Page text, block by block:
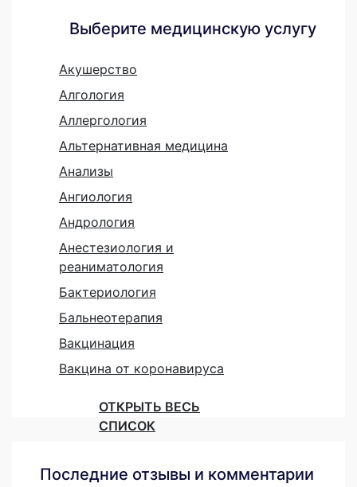
Выберите медицинскую услугу
Акушерство
Алгология
Аллергология
Альтернативная медицина
Анализы
Ангиология
Андрология
Анестезиология и
реаниматология
Бактериология
Бальнеотерапия
Вакцинация
Вакцина от коронавируса
ОТКРЫТЬ ВЕСЬ
СПИСОК
Последние отзывы и комментарии